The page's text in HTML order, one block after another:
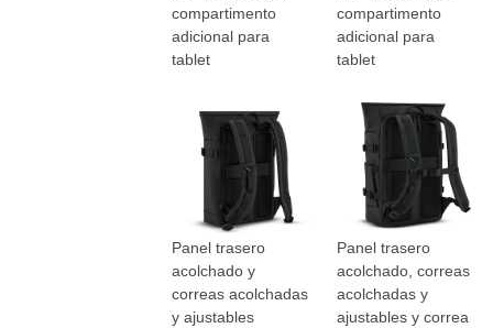
compartimento
adicional para
tablet
compartimento
adicional para
tablet
Panel trasero
acolchado y
correas acolchadas
y ajustables
Panel trasero
acolchado, correas
acolchadas y
ajustables y correa